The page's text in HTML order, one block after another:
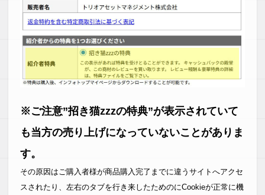
※ご注意”招き猫zzzの特典”が表示されていて
も当方の売り上げになっていないことがありま
す。
その原因はご購入者様が商品購入完了までに違うサイトへアクセ
スされたり、左右のタブを行き来したためのにCookieが正常に機